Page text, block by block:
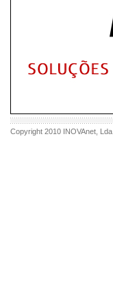
Copyright 2010 INOVAnet , Lda.